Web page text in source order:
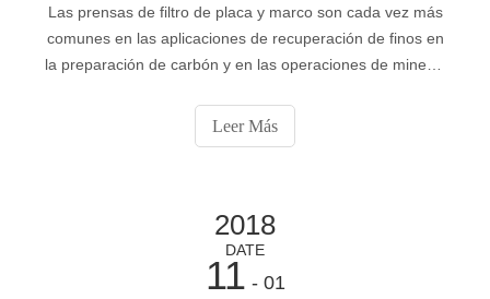
Las prensas de filtro de placa y marco son cada vez más
comunes en las aplicaciones de recuperación de finos en
la preparación de carbón y en las operaciones de minería
estanques de sedimentación o de relaves.
Leer Más
2018
DATE
11 - 01